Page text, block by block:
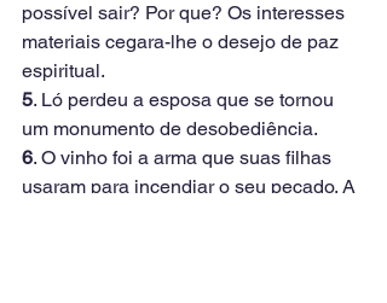
possível sair? Por que? Os interesses
materiais cegara-lhe o desejo de paz
espiritual.
5. Ló perdeu a esposa que se tornou
um monumento de desobediência.
6. O vinho foi a arma que suas filhas
usaram para incendiar o seu pecado. A